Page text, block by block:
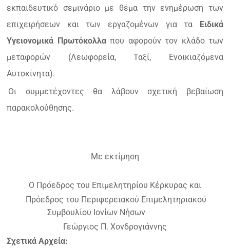
εκπαιδευτικό σεμινάριο με θέμα την ενημέρωση των
επιχειρήσεων και των εργαζομένων για τα Ειδικά
Υγειονομικά Πρωτόκολλα που αφορούν τον κλάδο των
μεταφορών (Λεωφορεία, Ταξί, Ενοικιαζόμενα
Αυτοκίνητα).
Οι συμμετέχοντες θα λάβουν σχετική βεβαίωση
παρακολούθησης.
Με εκτίμηση
Ο Πρόεδρος του Επιμελητηρίου Κέρκυρας και
Πρόεδρος του Περιφερειακού Επιμελητηριακού
Συμβουλίου Ιονίων Νήσων
Γεώργιος Π. Χονδρογιάννης
Σχετικά Αρχεία: